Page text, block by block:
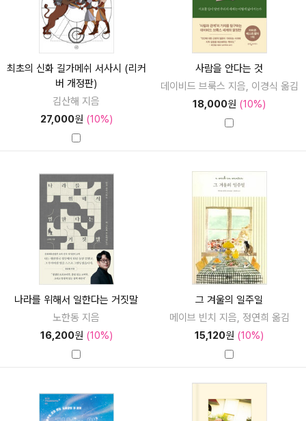
최초의 신화 길가메쉬 서사시 (리커
버 개정판)
김산해 지음
27,000원 (10%)
사람을 안다는 것
데이비드 브룩스 지음, 이경식 옮김
18,000원 (10%)
나라를 위해서 일한다는 거짓말
노한동 지음
16,200원 (10%)
그 겨울의 일주일
메이브 빈치 지음, 정연희 옮김
15,120원 (10%)